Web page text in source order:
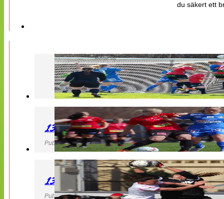
du säkert ett
130427 LB 07 – QBIK
Publicerad 27 April 2013, 22:40
130427 IF Limhamn Bunkeflo – QBIK
Publicerad 27 April 2013, 21:10